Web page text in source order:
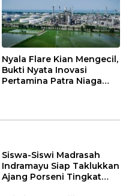
Nyala Flare Kian Mengecil,
Bukti Nyata Inovasi
Pertamina Patra Niaga
Siswa-Siswi Madrasah
Indramayu Siap Taklukkan
Ajang Porseni Tingkat